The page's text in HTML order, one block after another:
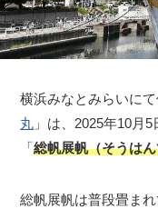
横浜みなとみらいに
丸 」は、2025年10月
「総帆展帆（そうは
総帆展帆は普段畳ま